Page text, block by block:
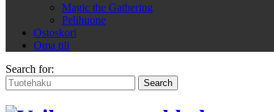
Magic the Gathering
Pelihuone
Ostoskori
Oma tili
Search for: